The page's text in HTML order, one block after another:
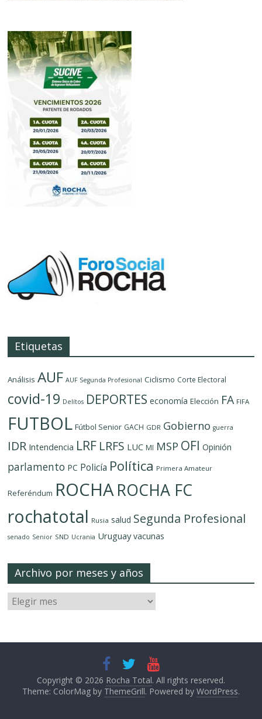
Etiquetas
Análisis AUF AUF Segunda Profesional Ciclismo Corte Electoral
covid-19 Delítos DEPORTES economía Elección FA FIFA
FUTBOL Fútbol Senior GACH GDR Gobierno guerra
IDR Intendencia LRF LRFS LUC MI MSP OFI Opinión
parlamento PC Policía Política Primera Amateur
Referéndum ROCHAROCHA FC
rochatotal Rusia salud Segunda Profesional
senado Senior SND Ucrania Uruguay vacunas
Archivo por meses y años
Copyright © 2026 Rocha Total. All rights reserved.
Theme: ColorMag by ThemeGrill. Powered by WordPress.